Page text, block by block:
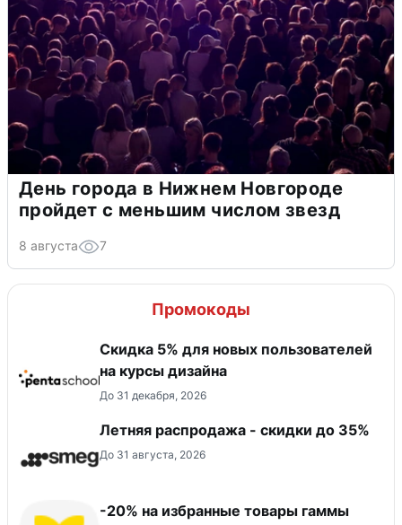
День города в Нижнем Новгороде
пройдет с меньшим числом звезд
8 августа 7
Промокоды
Скидка 5% для новых пользователей
на курсы дизайна
До 31 декабря, 2026
Летняя распродажа - скидки до 35%
До 31 августа, 2026
-20% на избранные товары гаммы